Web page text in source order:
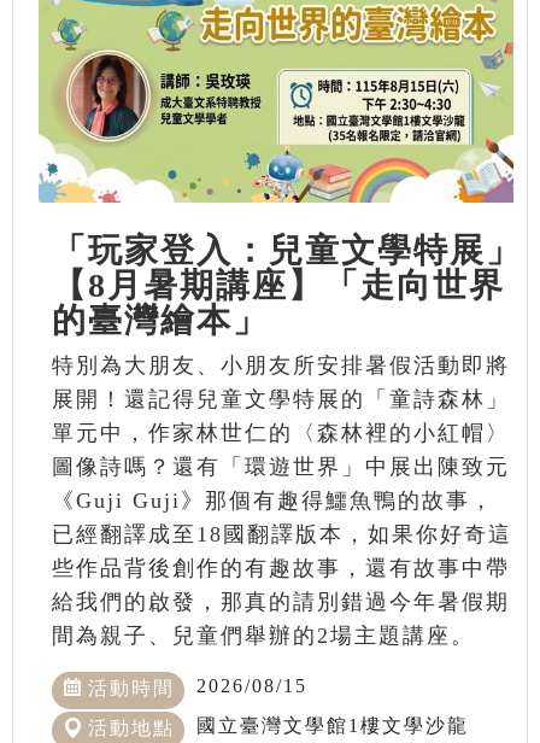
「玩家登入：兒童文學特展」
【8月暑期講座】「走向世界
的臺灣繪本」
特別為大朋友、小朋友所安排暑假活動即將
展開！還記得兒童文學特展的「童詩森林」
單元中，作家林世仁的〈森林裡的小紅帽〉
圖像詩嗎？還有「環遊世界」中展出陳致元
《Guji Guji》那個有趣得鱷魚鴨的故事，
已經翻譯成至18國翻譯版本，如果你好奇這
些作品背後創作的有趣故事，還有故事中帶
給我們的啟發，那真的請別錯過今年暑假期
間為親子、兒童們舉辦的2場主題講座。
活動時間 2026/08/15
活動地點 國立臺灣文學館1樓文學沙龍